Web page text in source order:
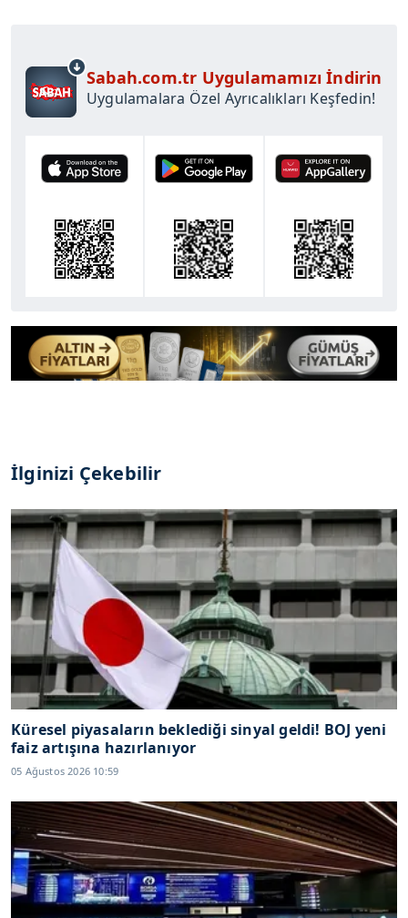
Sabah.com.tr Uygulamamızı İndirin
Uygulamalara Özel Ayrıcalıkları Keşfedin!
İlginizi Çekebilir
Küresel piyasaların beklediği sinyal geldi! BOJ yeni
faiz artışına hazırlanıyor
05 Ağustos 2026 10:59